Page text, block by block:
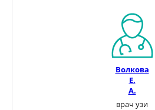
Волкова
Е.
А.
врач узи